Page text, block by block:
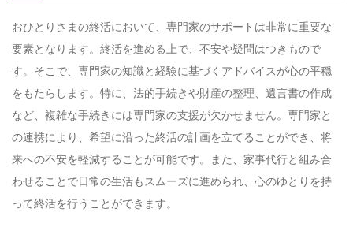
おひとりさまの終活において、専門家のサポートは非常に重要な
要素となります。終活を進める上で、不安や疑問はつきもので
す。そこで、専門家の知識と経験に基づくアドバイスが心の平穏
をもたらします。特に、法的手続きや財産の整理、遺言書の作成
など、複雑な手続きには専門家の支援が欠かせません。専門家と
の連携により、希望に沿った終活の計画を立てることができ、将
来への不安を軽減することが可能です。また、家事代行と組み合
わせることで日常の生活もスムーズに進められ、心のゆとりを持
って終活を行うことができます。